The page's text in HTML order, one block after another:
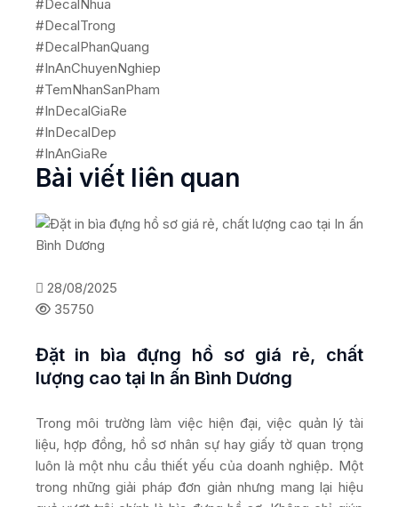
#DecalNhua
#DecalTrong
#DecalPhanQuang
#InAnChuyenNghiep
#TemNhanSanPham
#InDecalGiaRe
#InDecalDep
#InAnGiaRe
Bài viết liên quan
28/08/2025
35750
Đặt in bìa đựng hồ sơ giá rẻ, chất
lượng cao tại In ấn Bình Dương
Trong môi trường làm việc hiện đại, việc quản lý tài
liệu, hợp đồng, hồ sơ nhân sự hay giấy tờ quan trọng
luôn là một nhu cầu thiết yếu của doanh nghiệp. Một
trong những giải pháp đơn giản nhưng mang lại hiệu